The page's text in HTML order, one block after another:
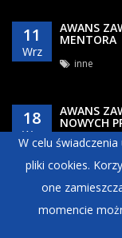
11
Wrz
AWANS
MENTORA
inne
18
Wrz
AWANS
NOWYCH
inne
W celu
pliki cookies.
one
momencie